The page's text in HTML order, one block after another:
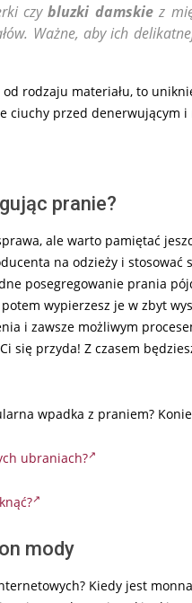
czybluzki damskiez
Ważne, aby ich
rodzaju materiału, to
przed denerwującym
pranie?
ale warto pamiętać
na odzieży i
posegregowanie prania
wypierzesz je w zbyt
i zawsze możliwym
się przyda! Z czasem
wpadka z praniem?
ubraniach?
mody
Kiedy jest